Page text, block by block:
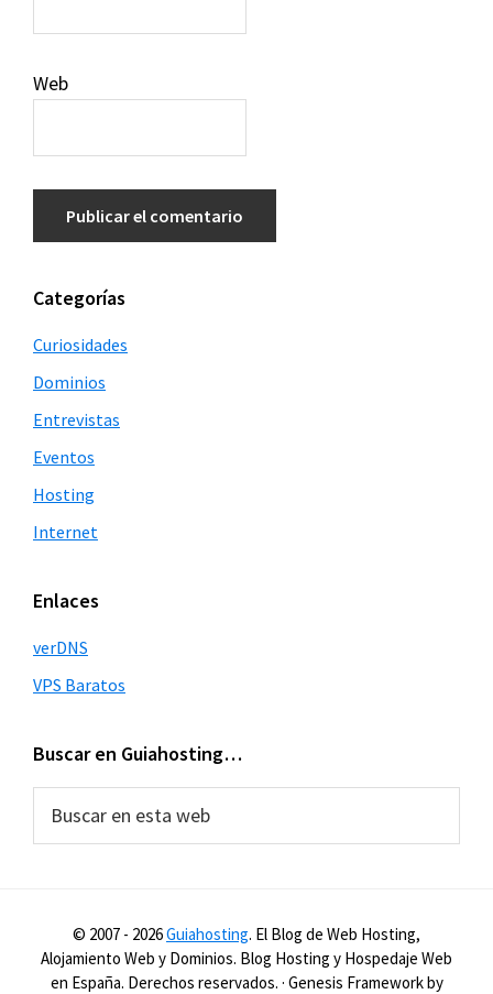
Web
Barra
lateral
principal
Categorías
Curiosidades
Dominios
Entrevistas
Eventos
Hosting
Internet
Enlaces
verDNS
VPS Baratos
Buscar en Guiahosting…
esta
© 2007 - 2026Guiahosting. El Blog de Web Hosting,
Alojamiento Web y Dominios. Blog Hosting y Hospedaje Web
en España. Derechos reservados. · Genesis Framework by